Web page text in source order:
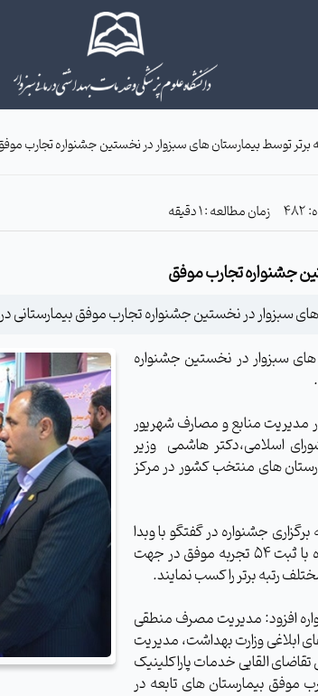
توسط بیمارستان های سبزوار در نخستین جشنواره تجارب
زمان مطالعه : 1 دقیقه
جشنواره تجارب موفق
سبزوار در نخستین جشنواره تجارب موفق بیمارستانی
سبزوار در نخستین جشنواره
مدیریت منابع و مصارف شهریور
اسلامی،دکتر هاشمی وزیر
های منتخب کشور در مرکز
جشنواره در گفتگو با وبدا
اظهارداشت: در این جشنواره بیمارستان های تابعه دانشگاه با ثبت 54 تجربه موفق در جهت
رتبه برتر را کسب نمایند.
افزود: مدیریت مصرف منطقی
ابلاغی وزارت بهداشت، مدیریت
القایی خدمات پاراکلینیک
موفق بیمارستان های تابعه در